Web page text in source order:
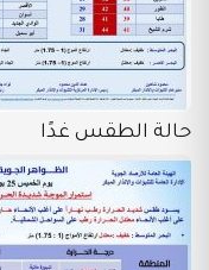
حالة الطقس غدًا